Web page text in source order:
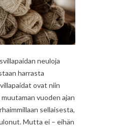
neuloja
harrasta
ovat niin
vuoden ajan
sellaisesta,
Mutta ei – eihän